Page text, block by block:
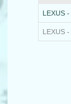
LEXUS
LEXUS